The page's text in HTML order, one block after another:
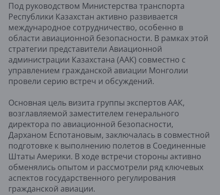
Под руководством Министерства транспорта
Республики Казахстан активно развивается
международное сотрудничество, особенно в
области авиационной безопасности. В рамках этой
стратегии представители Авиационной
администрации Казахстана (ААК) совместно с
управлением гражданской авиации Монголии
провели серию встреч и обсуждений.
Основная цель визита группы экспертов ААК,
возглавляемой заместителем генерального
директора по авиационной безопасности,
Дарханом Еспотановым, заключалась в совместной
подготовке к выполнению полетов в Соединенные
Штаты Америки. В ходе встречи стороны активно
обменялись опытом и рассмотрели ряд ключевых
аспектов государственного регулирования
гражданской авиации.